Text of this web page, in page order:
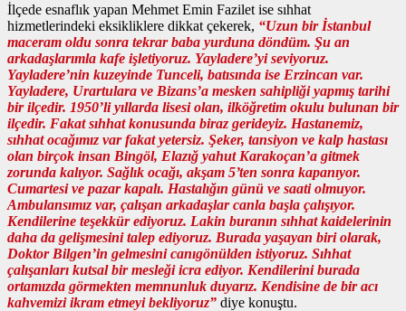
İlçede esnaflık yapan Mehmet Emin Fazilet ise sıhhat
hizmetlerindeki eksikliklere dikkat çekerek, “Uzun bir İstanbul
maceram oldu sonra tekrar baba yurduna döndüm. Şu an
arkadaşlarımla kafe işletiyoruz. Yayladere’yi seviyoruz.
Yayladere’nin kuzeyinde Tunceli, batısında ise Erzincan var.
Yayladere, Urartulara ve Bizans’a mesken sahipliği yapmış tarihi
bir ilçedir. 1950’li yıllarda lisesi olan, ilköğretim okulu bulunan bir
ilçedir. Fakat sıhhat konusunda biraz gerideyiz. Hastanemiz,
sıhhat ocağımız var fakat yetersiz. Şeker, tansiyon ve kalp hastası
olan birçok insan Bingöl, Elazığ yahut Karakoçan’a gitmek
zorunda kalıyor. Sağlık ocağı, akşam 5’ten sonra kapanıyor.
Cumartesi ve pazar kapalı. Hastalığın günü ve saati olmuyor.
Ambulansımız var, çalışan arkadaşlar canla başla çalışıyor.
Kendilerine teşekkür ediyoruz. Lakin buranın sıhhat kaidelerinin
daha da gelişmesini talep ediyoruz. Burada yaşayan biri olarak,
Doktor Bilgen’in gelmesini canıgönülden istiyoruz. Sıhhat
çalışanları kutsal bir mesleği icra ediyor. Kendilerini burada
ortamızda görmekten memnunluk duyarız. Kendisine de bir acı
kahvemizi ikram etmeyi bekliyoruz” diye konuştu.